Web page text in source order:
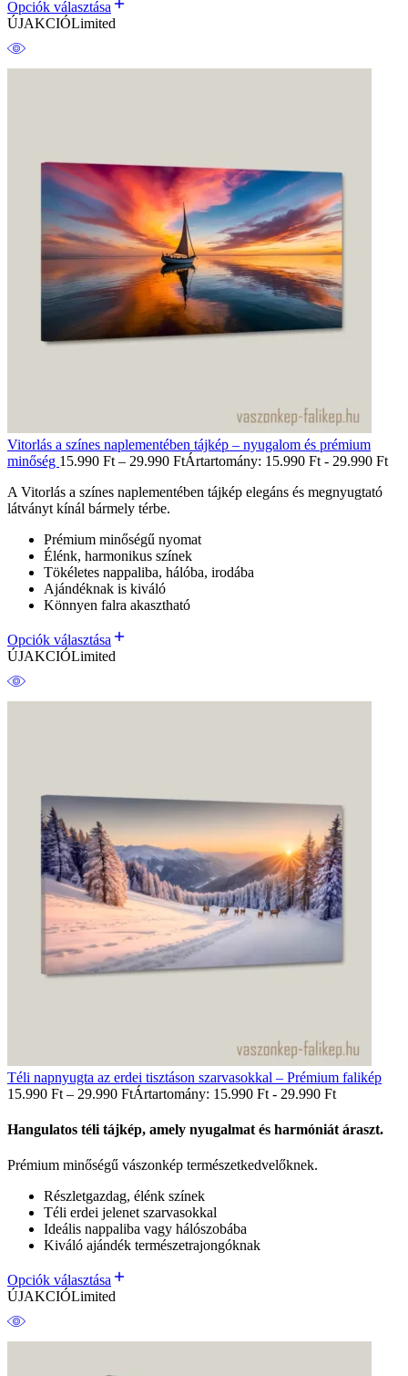
Opciók választása
ÚJAKCIÓLimited
Vitorlás a színes naplementében tájkép – nyugalom és prémium
minőség 15.990 Ft – 29.990 FtÁrtartomány: 15.990 Ft - 29.990 Ft
A Vitorlás a színes naplementében tájkép elegáns és megnyugtató
látványt kínál bármely térbe.
Prémium minőségű nyomat
Élénk, harmonikus színek
Tökéletes nappaliba, hálóba, irodába
Ajándéknak is kiváló
Könnyen falra akasztható
Opciók választása
ÚJAKCIÓLimited
Téli napnyugta az erdei tisztáson szarvasokkal – Prémium falikép
15.990 Ft – 29.990 FtÁrtartomány: 15.990 Ft - 29.990 Ft
Hangulatos téli tájkép, amely nyugalmat és harmóniát áraszt.
Prémium minőségű vászonkép természetkedvelőknek.
Részletgazdag, élénk színek
Téli erdei jelenet szarvasokkal
Ideális nappaliba vagy hálószobába
Kiváló ajándék természetrajongóknak
Opciók választása
ÚJAKCIÓLimited